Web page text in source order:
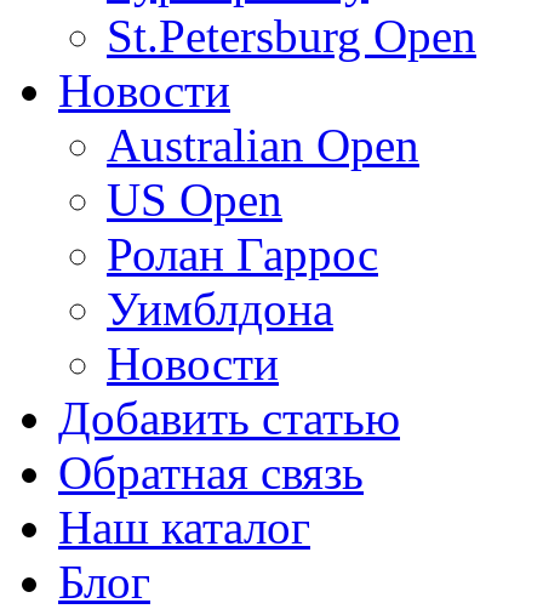
St.Petersburg Open
Новости
Australian Open
US Open
Ролан Гаррос
Уимблдона
Новости
Добавить статью
Обратная связь
Наш каталог
Блог